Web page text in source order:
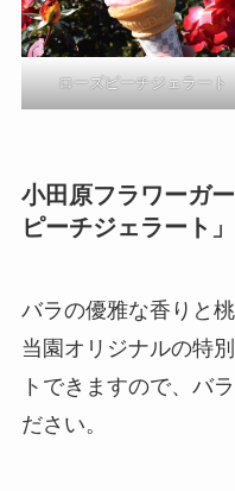
ローズピーチジェラート
小田原フラワーガ
ピーチジェラート」
バラの優雅な香りと
当園オリジナルの特
トできますので、バ
ださい。